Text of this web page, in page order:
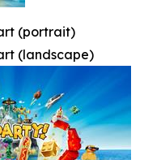
(portrait)
(landscape)